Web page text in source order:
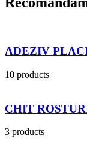
ADEZIV
10 products
CHIT
3 products